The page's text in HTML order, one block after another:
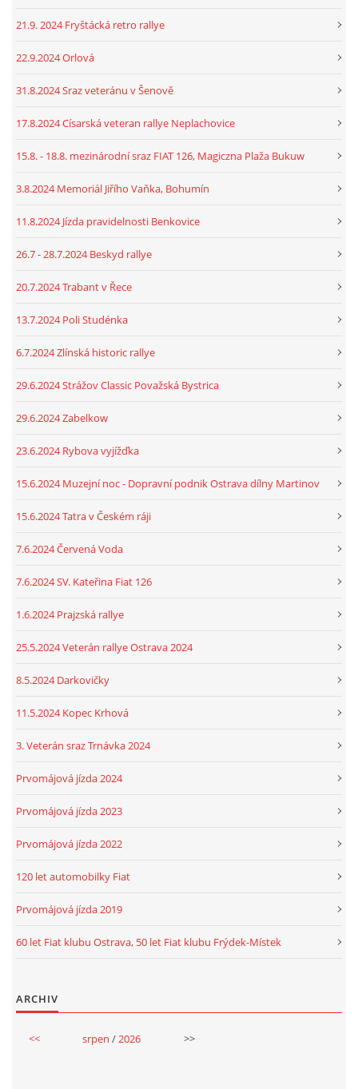
21.9. 2024 Fryštácká retro rallye
22.9.2024 Orlová
31.8.2024 Sraz veteránu v Šenově
17.8.2024 Císarská veteran rallye Neplachovice
15.8. - 18.8. mezinárodní sraz FIAT 126, Magiczna Plaža Bukuw
3.8.2024 Memoriál Jiřího Vaňka, Bohumín
11.8.2024 Jízda pravidelnosti Benkovice
26.7 - 28.7.2024 Beskyd rallye
20.7.2024 Trabant v Řece
13.7.2024 Poli Studénka
6.7.2024 Zlínská historic rallye
29.6.2024 Strážov Classic Považská Bystrica
29.6.2024 Zabelkow
23.6.2024 Rybova vyjížďka
15.6.2024 Muzejní noc - Dopravní podnik Ostrava dílny Martinov
15.6.2024 Tatra v Českém ráji
7.6.2024 Červená Voda
7.6.2024 SV. Kateřina Fiat 126
1.6.2024 Prajzská rallye
25.5.2024 Veterán rallye Ostrava 2024
8.5.2024 Darkovičky
11.5.2024 Kopec Krhová
3. Veterán sraz Trnávka 2024
Prvomájová jízda 2024
Prvomájová jízda 2023
Prvomájová jízda 2022
120 let automobilky Fiat
Prvomájová jízda 2019
60 let Fiat klubu Ostrava, 50 let Fiat klubu Frýdek-Místek
ARCHIV
<< srpen / 2026 >>